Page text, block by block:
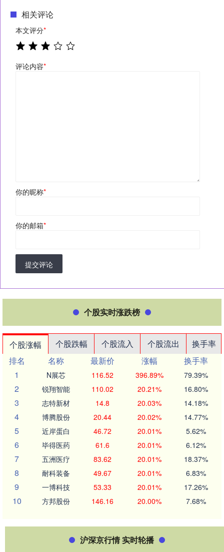
相关评论
本文评分*
评论内容*
你的昵称*
你的邮箱*
提交评论
个股实时涨跌榜
个股涨幅 个股跌幅 个股流入 个股流出
换手率
排名
名称 最新价 涨幅
换手率
1
N展芯 116.52 396.89% 79.39%
2 锐翔智能 110.02 20.21% 16.80%
3 志特新材 14.8 20.03% 14.18%
4 博腾股份 20.44 20.02% 14.77%
5 近岸蛋白 46.72 20.01% 5.62%
6 毕得医药 61.6 20.01% 6.12%
7 五洲医疗 83.62 20.01% 18.37%
8 耐科装备 49.67 20.01% 6.83%
9 一博科技 53.33 20.01% 17.26%
10 方邦股份 146.16 20.00% 7.68%
沪深京行情 实时轮播